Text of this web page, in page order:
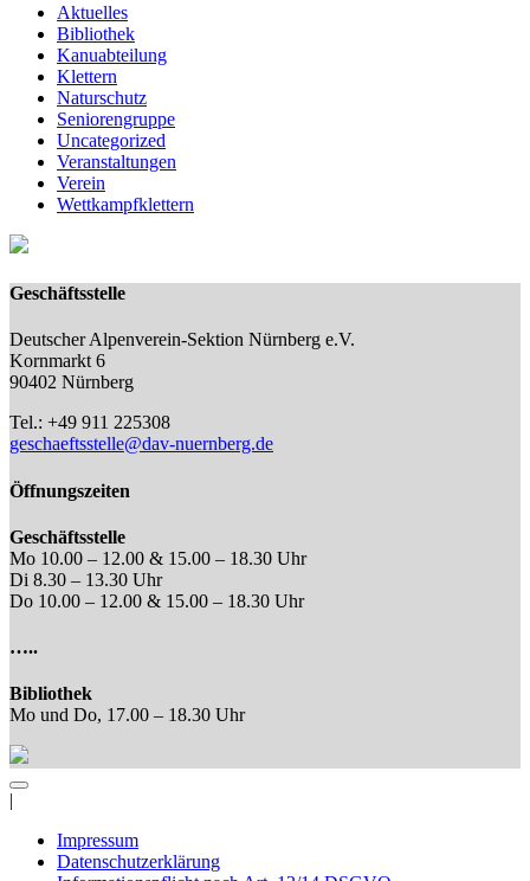
Aktuelles
Bibliothek
Kanuabteilung
Klettern
Naturschutz
Seniorengruppe
Uncategorized
Veranstaltungen
Verein
Wettkampfklettern
Geschäftsstelle
Deutscher Alpenverein-Sektion Nürnberg e.V.
Kornmarkt 6
90402 Nürnberg
Tel.: +49 911 225308
geschaeftsstelle@dav-nuernberg.de
Öffnungszeiten
Geschäftsstelle
Mo 10.00 – 12.00 & 15.00 – 18.30 Uhr
Di 8.30 – 13.30 Uhr
Do 10.00 – 12.00 & 15.00 – 18.30 Uhr
…..
Bibliothek
Mo und Do, 17.00 – 18.30 Uhr
Impressum
Datenschutzerklärung